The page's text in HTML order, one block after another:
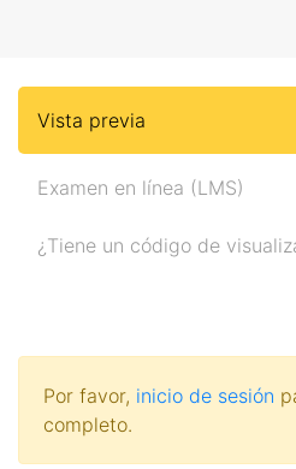
Vista previa
Examen en línea (LMS)
¿Tiene un código de
Por favor, inicio de sesión
completo.